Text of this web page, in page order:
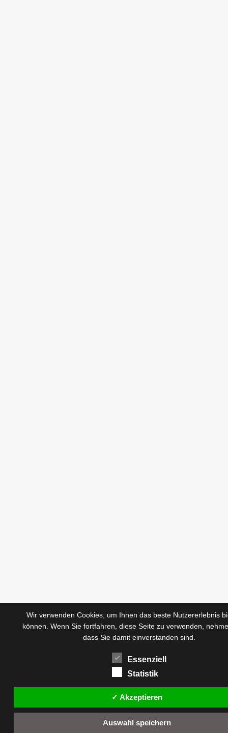
Wir verwenden Cookies, um Ihnen das beste Nutzererlebnis
können. Wenn Sie fortfahren, diese Seite zu verwenden,
dass Sie damit einverstanden sind.
Essenziell
Statistik
✓ Akzeptieren
Auswahl speichern